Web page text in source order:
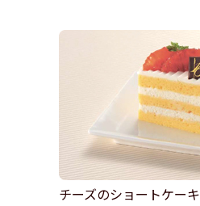
チーズのショートケーキ